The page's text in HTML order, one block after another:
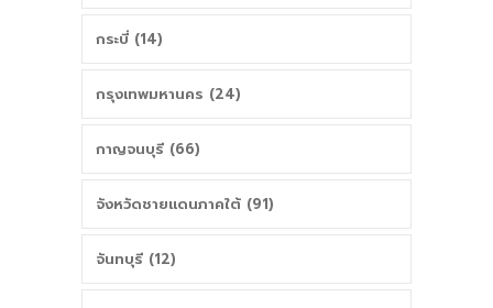
กระบี่ (14)
กรุงเทพมหานคร (24)
กาญจนบุรี (66)
จังหวัดชายแดนภาคใต้ (91)
จันทบุรี (12)